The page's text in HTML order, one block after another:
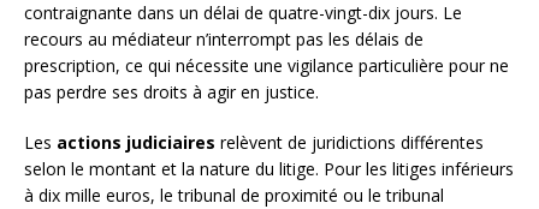
contraignante dans un délai de quatre-vingt-dix jours. Le
recours au médiateur n’interrompt pas les délais de
prescription, ce qui nécessite une vigilance particulière pour ne
pas perdre ses droits à agir en justice.
Les actions judiciaires relèvent de juridictions différentes
selon le montant et la nature du litige. Pour les litiges inférieurs
à dix mille euros, le tribunal de proximité ou le tribunal